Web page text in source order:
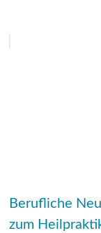
Berufliche
zum